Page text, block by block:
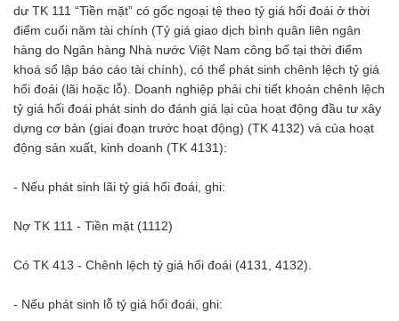
dư TK 111 “Tiền mặt” có gốc ngoại tệ theo tỷ giá hối đoái ở thời
điểm cuối năm tài chính (Tỷ giá giao dịch bình quân liên ngân
hàng do Ngân hàng Nhà nước Việt Nam công bố tại thời điểm
khoá sổ lập báo cáo tài chính), có thể phát sinh chênh lệch tỷ giá
hối đoái (lãi hoặc lỗ). Doanh nghiệp phải chi tiết khoản chênh lệch
tỷ giá hối đoái phát sinh do đánh giá lại của hoạt động đầu tư xây
dựng cơ bản (giai đoạn trước hoạt động) (TK 4132) và của hoạt
động sản xuất, kinh doanh (TK 4131):
- Nếu phát sinh lãi tỷ giá hối đoái, ghi:
Nợ TK 111 - Tiền mặt (1112)
Có TK 413 - Chênh lệch tỷ giá hối đoái (4131, 4132).
- Nếu phát sinh lỗ tỷ giá hối đoái, ghi: